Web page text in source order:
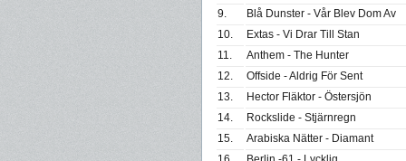
9.
Blå Dunster - Vår Blev Dom Av
10.
Extas - Vi Drar Till Stan
11.
Anthem - The Hunter
12.
Offside - Aldrig För Sent
13.
Hector Fläktor - Östersjön
14.
Rockslide - Stjärnregn
15.
Arabiska Nätter - Diamant